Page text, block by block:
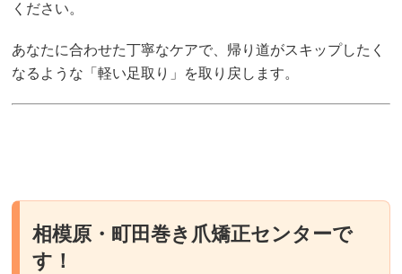
ください。
あなたに合わせた丁寧なケアで、帰り道がスキップしたく
なるような「軽い足取り」を取り戻します。
相模原・町田巻き爪矯正センターで
す！